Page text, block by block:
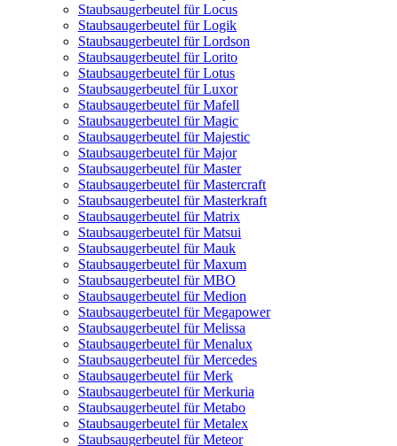
Staubsaugerbeutel für Locus
Staubsaugerbeutel für Logik
Staubsaugerbeutel für Lordson
Staubsaugerbeutel für Lorito
Staubsaugerbeutel für Lotus
Staubsaugerbeutel für Luxor
Staubsaugerbeutel für Mafell
Staubsaugerbeutel für Magic
Staubsaugerbeutel für Majestic
Staubsaugerbeutel für Major
Staubsaugerbeutel für Master
Staubsaugerbeutel für Mastercraft
Staubsaugerbeutel für Masterkraft
Staubsaugerbeutel für Matrix
Staubsaugerbeutel für Matsui
Staubsaugerbeutel für Mauk
Staubsaugerbeutel für Maxum
Staubsaugerbeutel für MBO
Staubsaugerbeutel für Medion
Staubsaugerbeutel für Megapower
Staubsaugerbeutel für Melissa
Staubsaugerbeutel für Menalux
Staubsaugerbeutel für Mercedes
Staubsaugerbeutel für Merk
Staubsaugerbeutel für Merkuria
Staubsaugerbeutel für Metabo
Staubsaugerbeutel für Metalex
Staubsaugerbeutel für Meteor